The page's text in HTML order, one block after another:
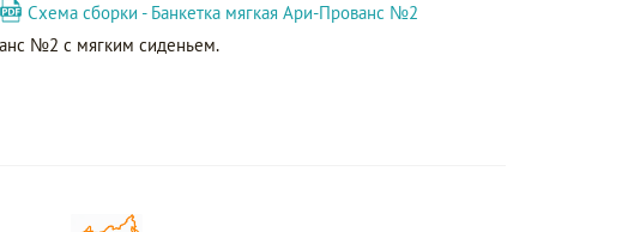
Схема сборки - Банкетка мягкая Ари-Прованс №2
№2 с мягким сиденьем.